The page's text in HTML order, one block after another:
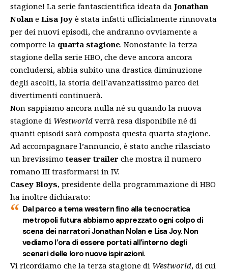
stagione! La serie fantascientifica ideata da Jonathan
Nolan e Lisa Joy è stata infatti ufficialmente rinnovata
per dei nuovi episodi, che andranno ovviamente a
comporre la quarta stagione. Nonostante la terza
stagione della serie HBO, che deve ancora ancora
concludersi, abbia subito una drastica diminuzione
degli ascolti, la storia dell’avanzatissimo parco dei
divertimenti continuerà.
Non sappiamo ancora nulla né su quando la nuova
stagione di Westworld verrà resa disponibile né di
quanti episodi sarà composta questa quarta stagione.
Ad accompagnare l’annuncio, è stato anche rilasciato
un brevissimoteaser trailer che mostra il numero
romano III trasformarsi in IV.
Casey Bloys, presidente della programmazione di HBO
ha inoltre dichiarato:
Dal parco a tema western fino alla tecnocratica
metropoli futura abbiamo apprezzato ogni colpo di
scena dei narratori Jonathan Nolan e Lisa Joy. Non
vediamo l’ora di essere portati all’interno degli
scenari delle loro nuove ispirazioni.
Vi ricordiamo che la terza stagione di Westworld, di cui